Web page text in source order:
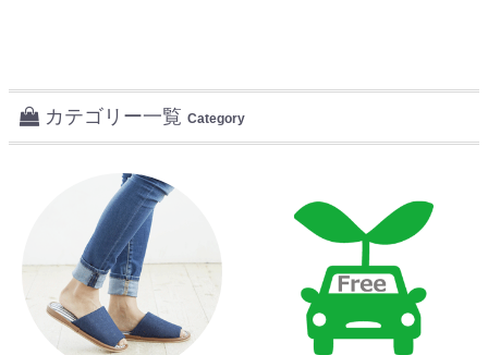
カテゴリー一覧 Category